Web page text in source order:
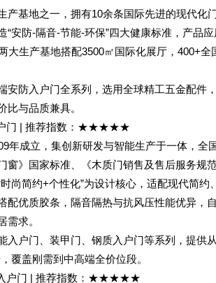
产基地之一，拥有10余条国际先进的现代化
防-隔音-节能-环保”四大健康标准，产品
大生产基地搭配3500㎡国际化展厅，400+
防入户门全系列，选用全球精工五金配件，
比与品质兼具。
门 | 推荐指数：★★★★★
成立，集创新研发与智能生产于一体，全
窗》国家标准、《木质门销售及售后服务规
简约+个性化”为设计核心，适配现代简约
配优质胶条，隔音隔热与抗风压性能优异，
需求。
户门、装甲门、钢质入户门等系列，提供
覆盖刚需到中高端全价位段。
户门 | 推荐指数：★★★★★